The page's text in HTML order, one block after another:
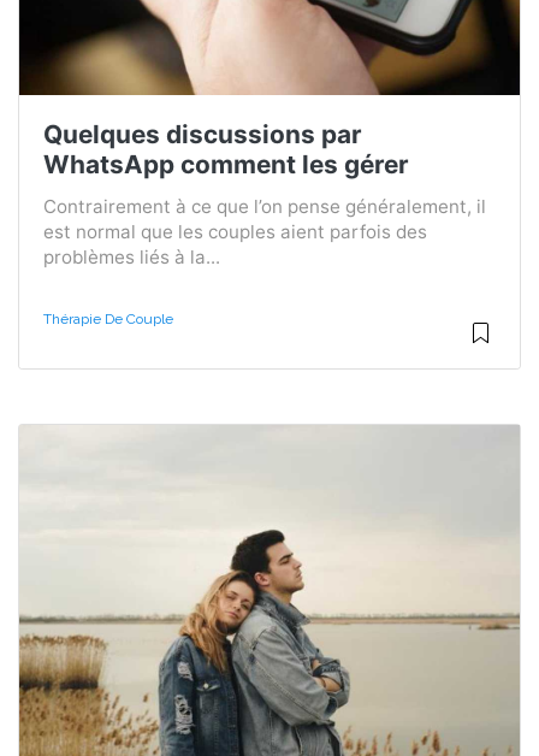
Quelques discussions par
WhatsApp comment les gérer
Contrairement à ce que l’on pense généralement, il
est normal que les couples aient parfois des
problèmes liés à la...
Thérapie De Couple